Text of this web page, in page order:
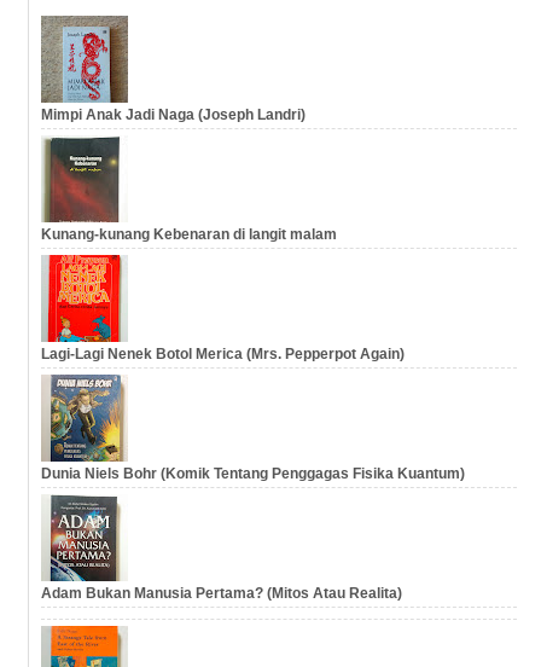
Mimpi Anak Jadi Naga (Joseph Landri)
Kunang-kunang Kebenaran di langit malam
Lagi-Lagi Nenek Botol Merica (Mrs. Pepperpot Again)
Dunia Niels Bohr (Komik Tentang Penggagas Fisika Kuantum)
Adam Bukan Manusia Pertama? (Mitos Atau Realita)